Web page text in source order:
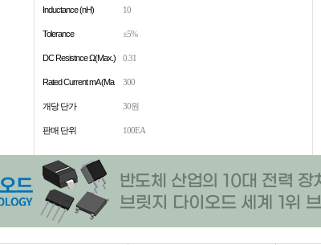
Inductance (nH) 10
Tolerance ±5%
DC Resistnce Ω(Max.) 0.31
Rated Current mA (Ma 300
개당 단가 30원
판매 단위 100EA